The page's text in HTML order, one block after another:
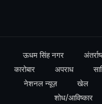
ऊधम सिंह नगर
कारोबार
अपराध
नेशनल न्यूज़
खेल
शोध/आविष्कार